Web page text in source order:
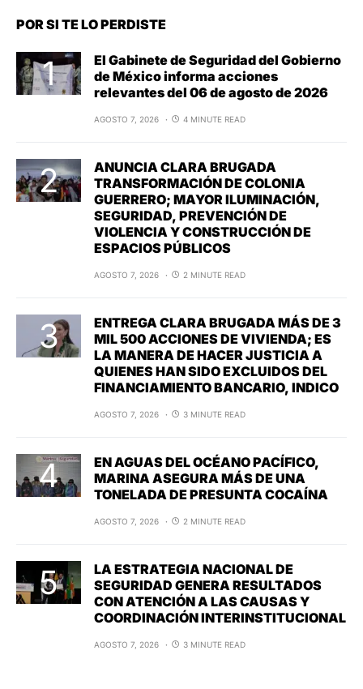
POR SI TE LO PERDISTE
El Gabinete de Seguridad del Gobierno
de México informa acciones
relevantes del 06 de agosto de 2026
AGOSTO 7, 2026 4 MINUTE READ
ANUNCIA CLARA BRUGADA
TRANSFORMACIÓN DE COLONIA
GUERRERO; MAYOR ILUMINACIÓN,
SEGURIDAD, PREVENCIÓN DE
VIOLENCIA Y CONSTRUCCIÓN DE
ESPACIOS PÚBLICOS
AGOSTO 7, 2026 2 MINUTE READ
ENTREGA CLARA BRUGADA MÁS DE 3
MIL 500 ACCIONES DE VIVIENDA; ES
LA MANERA DE HACER JUSTICIA A
QUIENES HAN SIDO EXCLUIDOS DEL
FINANCIAMIENTO BANCARIO, INDICO
AGOSTO 7, 2026 3 MINUTE READ
EN AGUAS DEL OCÉANO PACÍFICO,
MARINA ASEGURA MÁS DE UNA
TONELADA DE PRESUNTA COCAÍNA
AGOSTO 7, 2026 2 MINUTE READ
LA ESTRATEGIA NACIONAL DE
SEGURIDAD GENERA RESULTADOS
CON ATENCIÓN A LAS CAUSAS Y
COORDINACIÓN INTERINSTITUCIONAL
AGOSTO 7, 2026 3 MINUTE READ